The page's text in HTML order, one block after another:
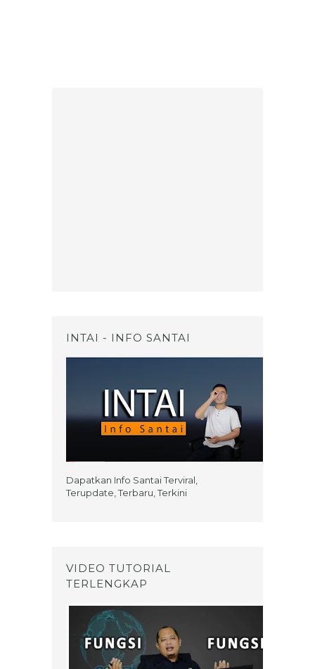
INTAI - INFO SANTAI
Dapatkan Info Santai Terviral,
Terupdate, Terbaru, Terkini
VIDEO TUTORIAL
TERLENGKAP